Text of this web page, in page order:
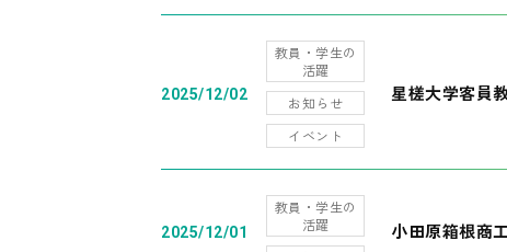
2025/12/02
教員・学生の
活躍
お知らせ
イベント
星槎大学客員
2025/12/01
教員・学生の
活躍
小田原箱根商